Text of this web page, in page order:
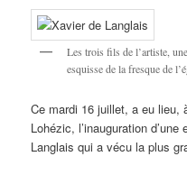
Les trois fils de l’artiste,
esquisse de la fresque de
Ce mardi 16 juillet, a eu lieu,
Lohézic, l’inauguration
Langlais qui a vécu la plus